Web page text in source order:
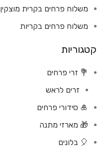
משלוח פרחים בקרית מוצקין
משלוח פרחים בקריות
קטגוריות
💐 זרי פרחים
זרים לראש
🎍 סידורי פרחים
🎁 מארזי מתנה
🎈 בלונים